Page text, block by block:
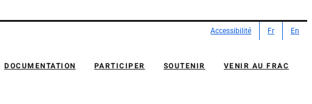
Accessibilité Fr En
DOCUMENTATION PARTICIPER SOUTENIR VENIR AU FRAC